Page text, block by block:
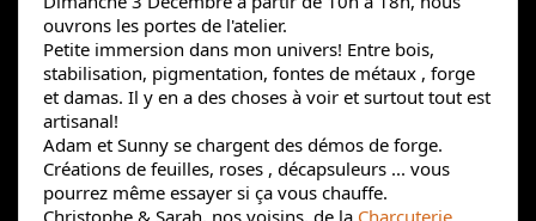
ouvrons les portes de l'atelier.
Petite immersion dans mon univers! Entre bois,
stabilisation, pigmentation, fontes de métaux , forge
et damas. Il y en a des choses à voir et surtout tout est
artisanal!
Adam et Sunny se chargent des démos de forge.
Créations de feuilles, roses , décapsuleurs ... vous
pourrez même essayer si ça vous chauffe.